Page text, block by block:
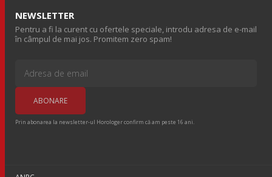
NEWSLETTER
Pentru a fi la curent cu ofertele speciale, introdu adresa de e-mail
în câmpul de mai jos. Promitem zero spam!
Prin abonarea la newsletter-ul Horologer confirm că am peste 16 ani.